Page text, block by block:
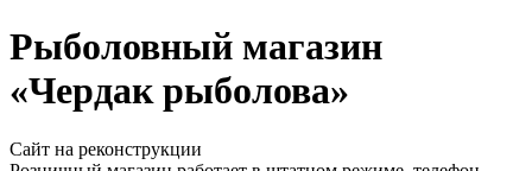
Рыболовный магазин
«Чердак рыболова»
Сайт на реконструкции